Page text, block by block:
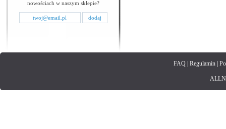
nowościach w naszym sklepie?
FAQ| Regulamin|